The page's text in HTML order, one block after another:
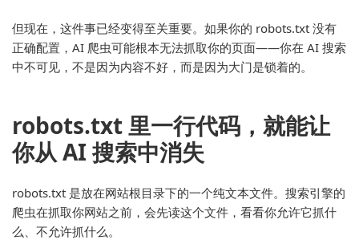
但现在，这件事已经变得至关重要。如果你的 robots.txt 没有
正确配置，AI 爬虫可能根本无法抓取你的页面——你在 AI 搜索
中不可见，不是因为内容不好，而是因为大门是锁着的。
robots.txt 里一行代码，就能让
你从 AI 搜索中消失
robots.txt 是放在网站根目录下的一个纯文本文件。搜索引擎的
爬虫在抓取你网站之前，会先读这个文件，看看你允许它抓什
么、不允许抓什么。